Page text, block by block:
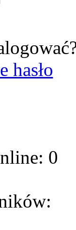
hasło
0